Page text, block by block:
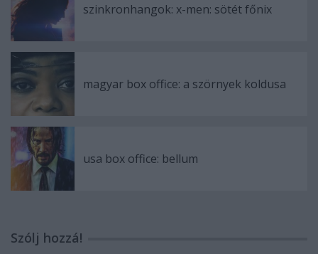
szinkronhangok: x-men: sötét főnix
magyar box office: a szörnyek koldusa
usa box office: bellum
Szólj hozzá!